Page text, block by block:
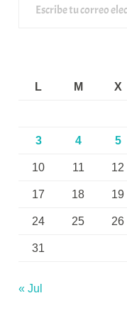
L
M X
3 4 5
10 11 12
17 18 19
24 25 26
31
« Jul